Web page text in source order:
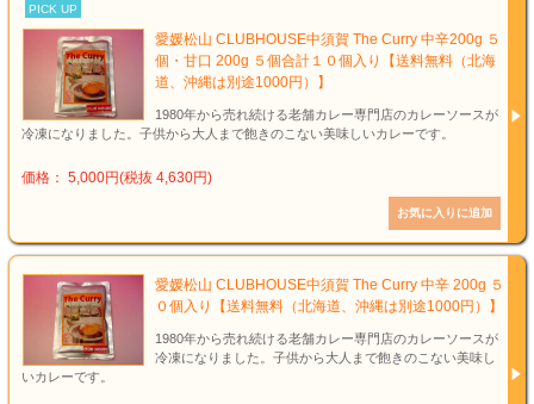
PICK UP
愛媛松山 CLUBHOUSE中須賀 The Curry 中辛200g ５
個・甘口 200g ５個合計１０個入り【送料無料（北海
道、沖縄は別途1000円）】
1980年から売れ続ける老舗カレー専門店のカレーソースが
冷凍になりました。子供から大人まで飽きのこない美味しいカレーです。
価格： 5,000円(税抜 4,630円)
愛媛松山 CLUBHOUSE中須賀 The Curry 中辛 200g ５
０個入り【送料無料（北海道、沖縄は別途1000円）】
1980年から売れ続ける老舗カレー専門店のカレーソースが
冷凍になりました。子供から大人まで飽きのこない美味し
いカレーです。